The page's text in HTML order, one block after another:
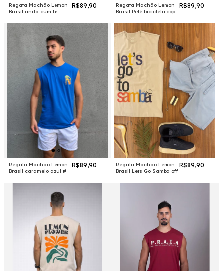
Regata Machão Lemon
Brasil anda cum fé
R$89,90
Regata Machão Lemon
Brasil Pelé bicicleta copa
R$89,90
Regata Machão Lemon
Brasil caramelo azul #
R$89,90
Regata Machão Lemon
Brasil Lets Go Samba off
R$89,90